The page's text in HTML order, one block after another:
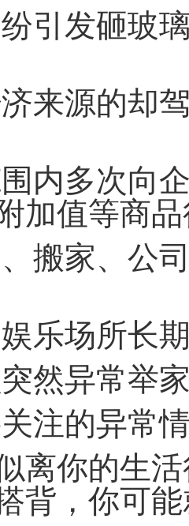
引发砸玻
来源的却
内多次向
加值等商
搬家、公
乐场所长
然异常举
注的异常
离你的生
背，你可